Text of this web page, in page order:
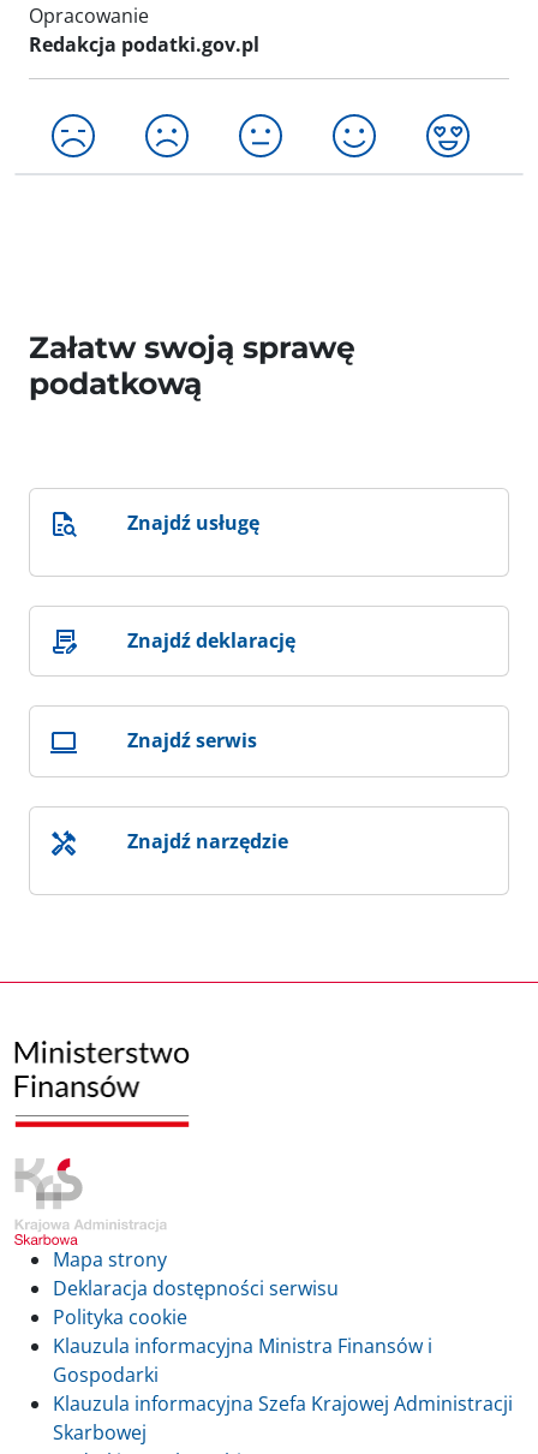
Opracowanie
Redakcja podatki.gov.pl
Załatw swoją sprawę
podatkową
Znajdź usługę
Znajdź deklarację
Znajdź serwis
Znajdź narzędzie
Mapa strony
Deklaracja dostępności serwisu
Polityka cookie
Klauzula informacyjna Ministra Finansów i
Gospodarki
Klauzula informacyjna Szefa Krajowej Administracji
Skarbowej